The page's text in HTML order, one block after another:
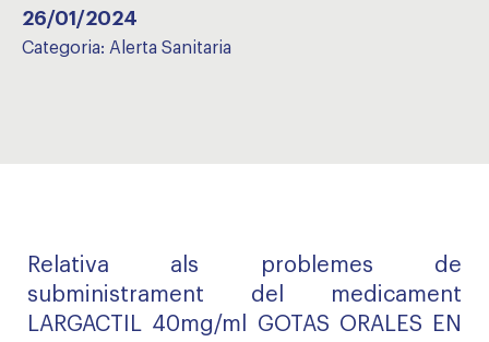
26/01/2024
Categoria: Alerta Sanitaria
Relativa als problemes de
subministrament del medicament
LARGACTIL 40mg/ml GOTAS ORALES EN